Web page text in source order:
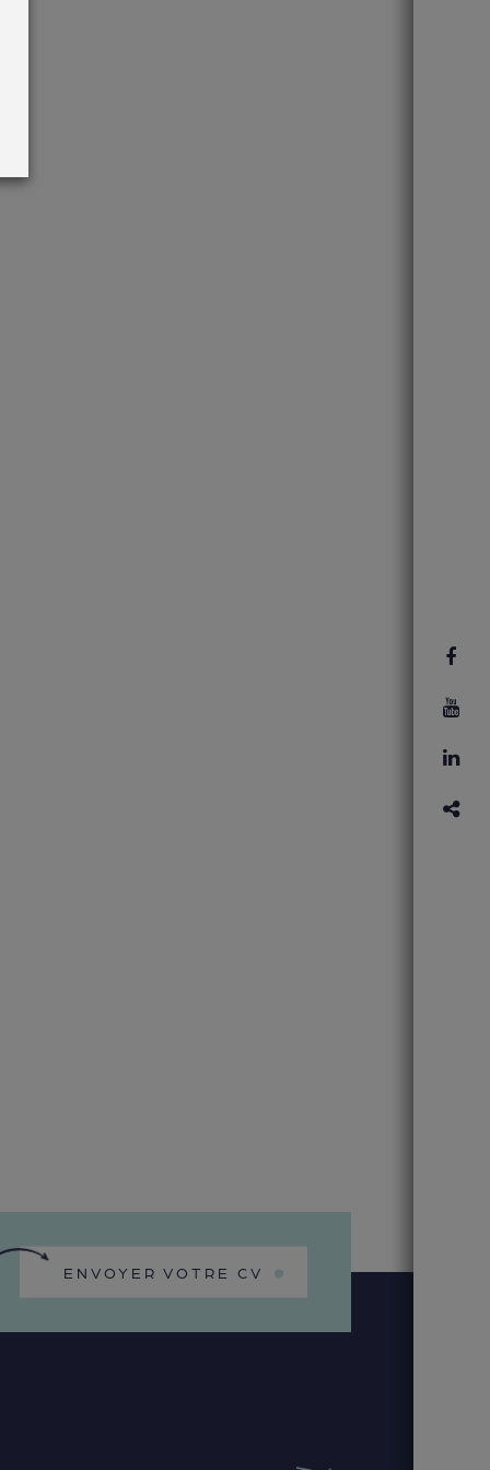
ENVOYER VOTRE CV